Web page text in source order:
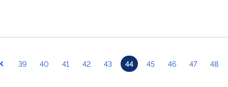
39 40 41 42 43 44 45 46 47 48